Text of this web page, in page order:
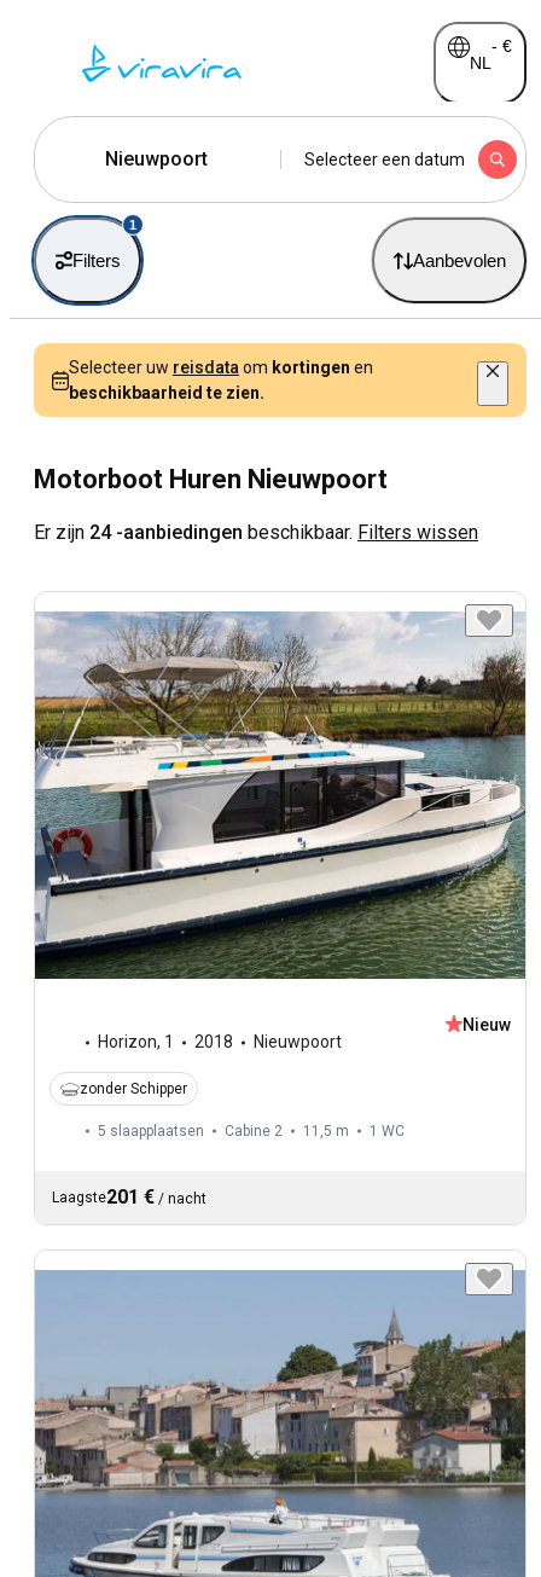
NL
- €
Nieuwpoort Selecteer een datum
Filters
1
Aanbevolen
Selecteer uw reisdata om kortingen en
beschikbaarheid te zien.
Motorboot Huren Nieuwpoort
Er zijn 24 -aanbiedingen beschikbaar. Filters wissen
Horizon, 1 2018 Nieuwpoort
Nieuw
zonder Schipper
5 slaapplaatsen Cabine 2 11,5 m 1 WC
Laagste201 € / nacht